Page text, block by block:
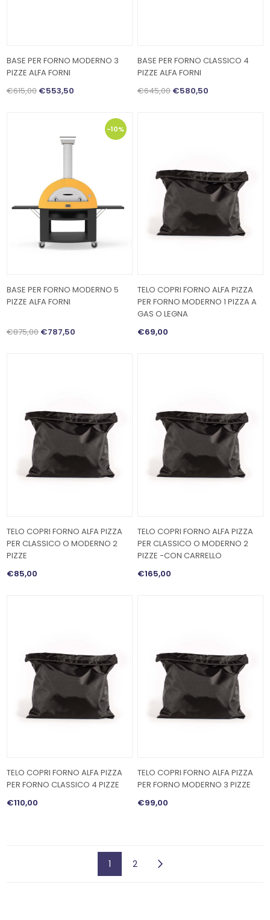
BASE PER FORNO MODERNO 3
PIZZE ALFA FORNI
€615,00 €553,50
BASE PER FORNO CLASSICO 4
PIZZE ALFA FORNI
€645,00€580,50
-10%
BASE PER FORNO MODERNO 5
PIZZE ALFA FORNI
€875,00 €787,50
TELO COPRI FORNO ALFA PIZZA
PER FORNO MODERNO 1 PIZZA A
GAS O LEGNA
€69,00
TELO COPRI FORNO ALFA PIZZA
PER CLASSICO O MODERNO 2
PIZZE
€85,00
TELO COPRI FORNO ALFA PIZZA
PER CLASSICO O MODERNO 2
PIZZE -CON CARRELLO
€165,00
TELO COPRI FORNO ALFA PIZZA
PER FORNO CLASSICO 4 PIZZE
€110,00
TELO COPRI FORNO ALFA PIZZA
PER FORNO MODERNO 3 PIZZE
€99,00
1 2